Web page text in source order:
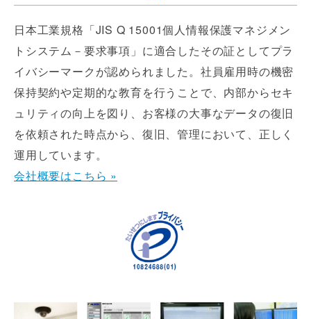
日本工業規格「JIS Q 15001個人情報保護マネジメン
トシステム－要求事項」に適合したその証としてプラ
イバシーマークが認められました。社員雇用時の機密
保持契約や定期的な教育を行うことで、内部からセキ
ュリティの向上を図り、お客様の大事なデータの復旧
を依頼された時点から、復旧、管理において、正しく
運用しています。
会社概要はこちら »